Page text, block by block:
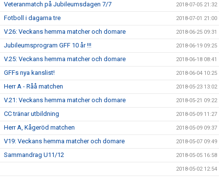
Veteranmatch på Jubileumsdagen 7/7 2018-07-05 21:32
Fotboll i dagarna tre 2018-07-01 21:00
V.26: Veckans hemma matcher och domare 2018-06-25 09:31
Jubileumsprogram GFF 10 år !!! 2018-06-19 09:25
V.25: Veckans hemma matcher och domare 2018-06-18 08:41
GFFs nya kanslist! 2018-06-04 10:25
Herr A - Råå matchen 2018-05-23 13:02
V.21: Veckans hemma matcher och domare 2018-05-21 09:22
CC tränar utbildning 2018-05-09 11:27
Herr A, Kågeröd matchen 2018-05-09 09:37
V19: Veckans hemma matcher och domare 2018-05-07 09:49
Sammandrag U11/12 2018-05-05 16:58
2018-05-02 12:54